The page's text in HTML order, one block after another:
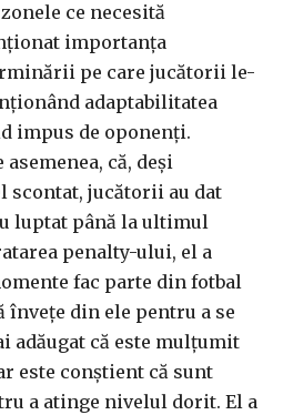
ce necesită
importanța
pe care jucătorii le-
adaptabilitatea
impus de oponenți.
că, deși
scontat, jucătorii au dat
luptat până la ultimul
penalty-ului, el a
fac parte din fotbal
învețe din ele pentru a se
adăugat că este mulțumit
este conștient că sunt
a atinge nivelul dorit. El a